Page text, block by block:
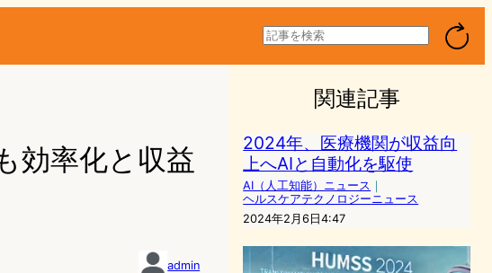
検
索
効率化と収益
admin
関連記事
2024年、医療機関が収益向
上へAIと自動化を駆使
AI（人工知能）ニュース ｜
ヘルスケアテクノロジーニュース
2024年2月6日4:47